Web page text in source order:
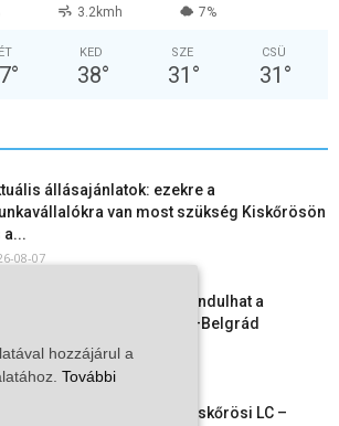
3.2kmh 7%
°
KED
38°
SZE
31 °
CSÜ
31 °
állásajánlatok: ezekre a
van most szükség Kiskőrösön
a...
08-07
Dávid: már ősszel újraindulhat a
a Budapest–Belgrád
08-06
a felkészülést a Kiskőrösi LC –
hozzájárul a
További